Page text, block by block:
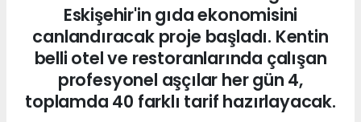
Eskişehir'in gıda ekonomisini
canlandıracak proje başladı. Kentin
belli otel ve restoranlarında çalışan
profesyonel aşçılar her gün 4,
toplamda 40 farklı tarif hazırlayacak.